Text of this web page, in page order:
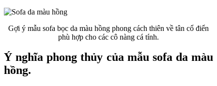
Gợi ý mẫu sofa bọc da màu hồng phong cách thiên về tân cổ điển
phù hợp cho các cô nàng cá tính.
Ý nghĩa phong thủy của mẫu sofa da màu
hồng.